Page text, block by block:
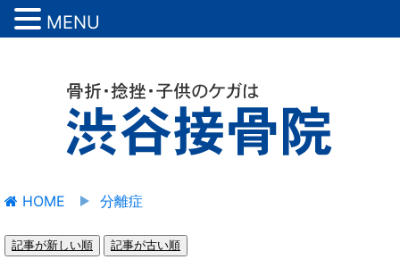
HOME 分離症
記事が新しい順 記事が古い順
MENU